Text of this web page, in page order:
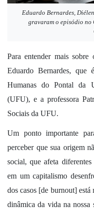
Eduardo Bernardes,
gravaram o episódio no
Para entender mais sobre
Eduardo Bernardes, que
Humanas do Pontal da
(UFU), e a professora
Sociais da UFU.
Um ponto importante
perceber que sua origem
social, que afeta
em um capitalismo
dos casos [de burnout]
dinâmica da vida na nossa